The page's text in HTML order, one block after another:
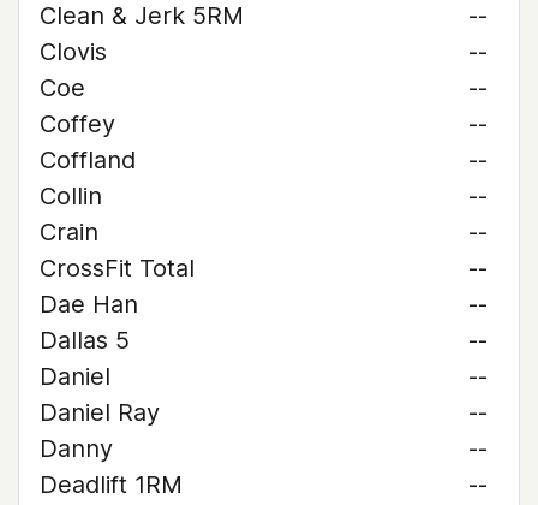
Clean & Jerk 5RM
--
Clovis
--
Coe
--
Coffey
--
Coffland
--
Collin
--
Crain
--
CrossFit Total
--
Dae Han
--
Dallas 5
--
Daniel
--
Daniel Ray
--
Danny
--
Deadlift 1RM
--